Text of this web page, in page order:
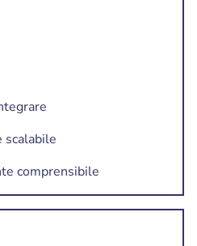
scalabile
comprensibile